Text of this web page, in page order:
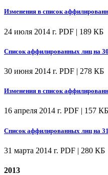
Изменения в список
24 июля 2014 г. PDF | 189 КБ
Список аффилированных лиц на
30 июня 2014 г. PDF | 278 КБ
Изменения в список
16 апреля 2014 г. PDF | 157 КБ
Список аффилированных лиц на
31 марта 2014 г. PDF | 280 КБ
2013